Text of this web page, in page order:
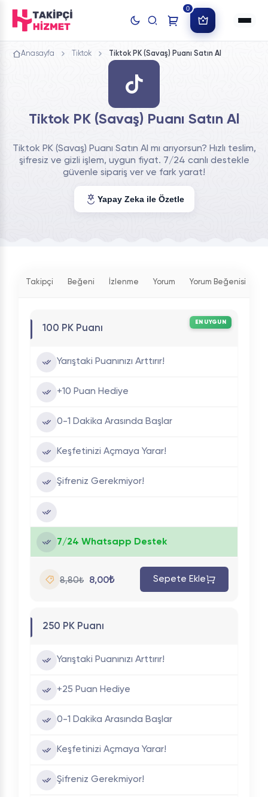
0
Anasayfa Tiktok Tiktok PK (Savaş) Puanı Satın Al
Tiktok PK (Savaş) Puanı Satın Al
Tiktok PK (Savaş) Puanı Satın Al mı arıyorsun? Hızlı teslim,
şifresiz ve gizli işlem, uygun fiyat. 7/24 canlı destekle
güvenle sipariş ver ve fark yarat!
Yapay Zeka ile Özetle
Takipçi Beğeni İzlenme Yorum Yorum Beğenisi
EN UYGUN
100 PK Puanı
Yarıştaki Puanınızı Arttırır!
+10 Puan Hediye
0-1 Dakika Arasında Başlar
Keşfetinizi Açmaya Yarar!
Şifreniz Gerekmiyor!
7/24 Whatsapp Destek
8,80₺ 8,00₺ Sepete Ekle
250 PK Puanı
Yarıştaki Puanınızı Arttırır!
+25 Puan Hediye
0-1 Dakika Arasında Başlar
Keşfetinizi Açmaya Yarar!
Şifreniz Gerekmiyor!